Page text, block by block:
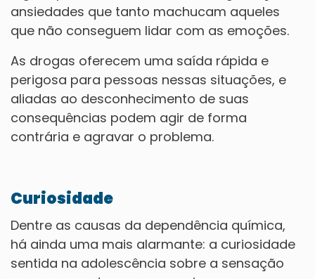
ansiedades que tanto machucam aqueles
que não conseguem lidar com as emoções.
As drogas oferecem uma saída rápida e
perigosa para pessoas nessas situações, e
aliadas ao desconhecimento de suas
consequências podem agir de forma
contrária e agravar o problema.
Curiosidade
Dentre as causas da dependência química,
há ainda uma mais alarmante: a curiosidade
sentida na adolescência sobre a sensação